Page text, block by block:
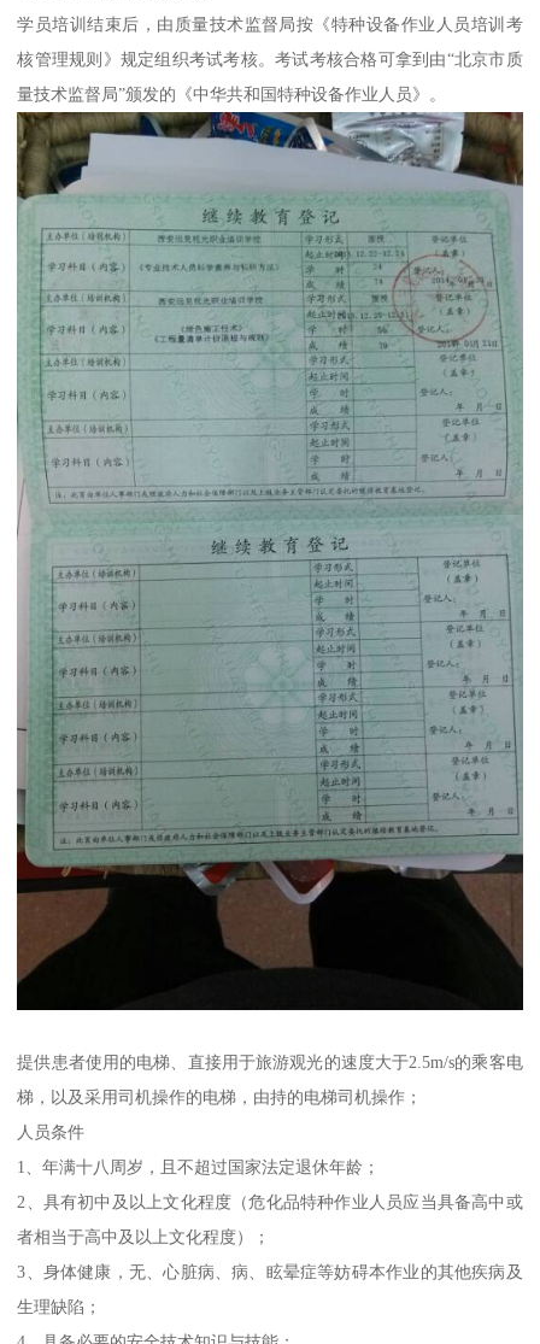
学员培训结束后，由质量技术监督局按《特种设备作业人员培训考
核管理规则》规定组织考试考核。考试考核合格可拿到由“北京市质
量技术监督局”颁发的《中华共和国特种设备作业人员》。
提供患者使用的电梯、直接用于旅游观光的速度大于2.5m/s的乘客电
梯，以及采用司机操作的电梯，由持的电梯司机操作；
人员条件
1、年满十八周岁，且不超过国家法定退休年龄；
2、具有初中及以上文化程度（危化品特种作业人员应当具备高中或
者相当于高中及以上文化程度）；
3、身体健康，无、心脏病、病、眩晕症等妨碍本作业的其他疾病及
生理缺陷；